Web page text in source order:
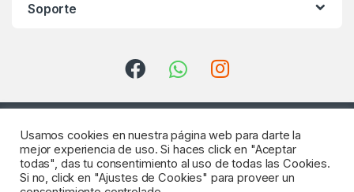
Soporte
Usamos cookies en nuestra página web para darte la
mejor experiencia de uso. Si haces click en "Aceptar
todas", das tu consentimiento al uso de todas las Cookies.
Si no, click en "Ajustes de Cookies" para proveer un